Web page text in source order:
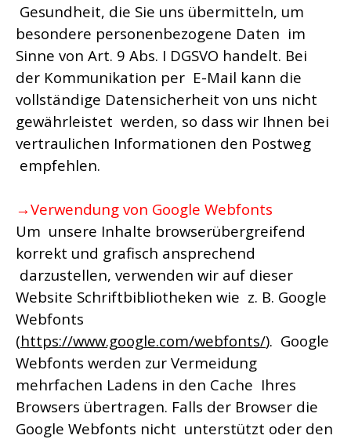
Gesundheit, die Sie uns übermitteln, um
besondere personenbezogene Daten im
Sinne von Art. 9 Abs. I DGSVO handelt. Bei
der Kommunikation per E-Mail kann die
vollständige Datensicherheit von uns nicht
gewährleistet werden, so dass wir Ihnen bei
vertraulichen Informationen den Postweg
empfehlen.
→Verwendung von Google Webfonts
Um unsere Inhalte browserübergreifend
korrekt und grafisch ansprechend
darzustellen, verwenden wir auf dieser
Website Schriftbibliotheken wie z. B. Google
Webfonts
(https://www.google.com/webfonts/). Google
Webfonts werden zur Vermeidung
mehrfachen Ladens in den Cache Ihres
Browsers übertragen. Falls der Browser die
Google Webfonts nicht unterstützt oder den